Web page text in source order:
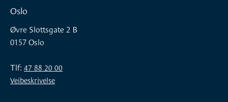
Oslo
Øvre Slottsgate 2 B
0157 Oslo
Tlf:47 88 20 00
Veibeskrivelse